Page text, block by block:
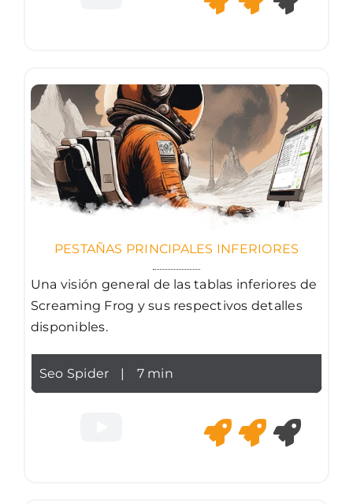
PESTAÑAS PRINCIPALES INFERIORES
Una visión general de las tablas inferiores de
Screaming Frog y sus respectivos detalles
disponibles.
Seo Spider | 7 min